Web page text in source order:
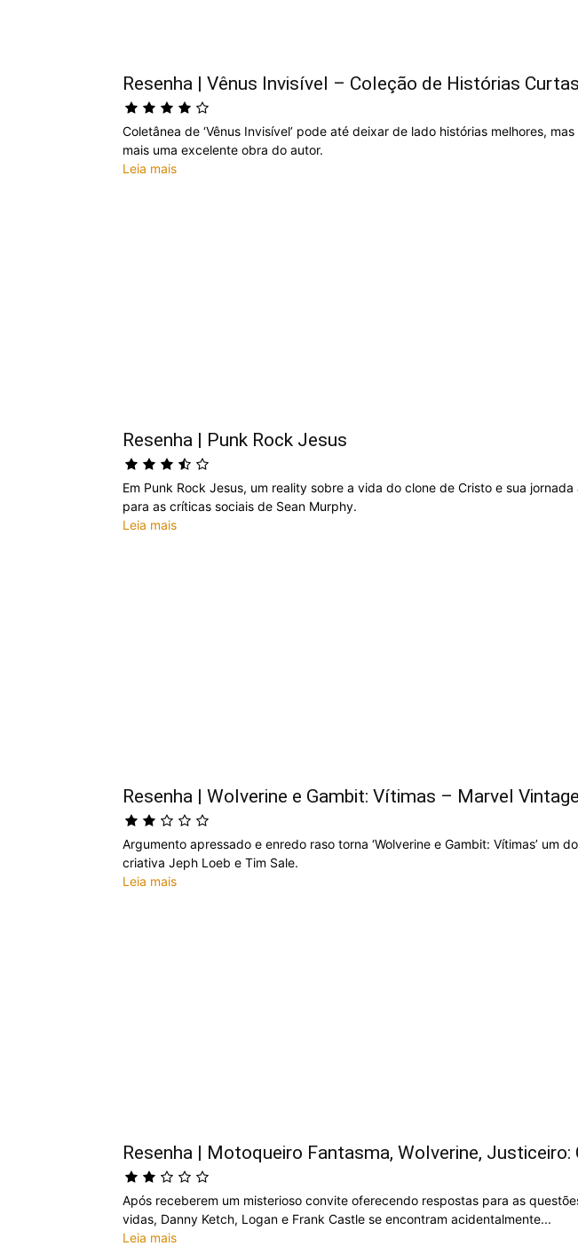
Resenha | Vênus Invisível – Coleção de Histórias Curtas
Coletânea de ‘Vênus Invisível’ pode até deixar de lado histórias melhores,
mais uma excelente obra do autor.
Leia mais
Resenha | Punk Rock Jesus
Em Punk Rock Jesus, um reality sobre a vida do clone de Cristo e sua
para as críticas sociais de Sean Murphy.
Leia mais
Resenha | Wolverine e Gambit: Vítimas – Marvel Vintage
Argumento apressado e enredo raso torna ‘Wolverine e Gambit: Vítimas’ um
criativa Jeph Loeb e Tim Sale.
Leia mais
Resenha | Motoqueiro Fantasma, Wolverine,
Após receberem um misterioso convite oferecendo respostas para as
vidas, Danny Ketch, Logan e Frank Castle se encontram acidentalmente...
Leia mais